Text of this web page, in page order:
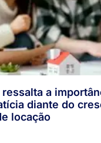
ressalta a
diante do
locação